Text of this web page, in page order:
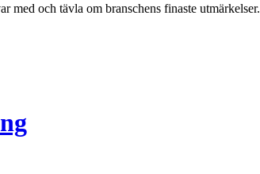
med och tävla om branschens finaste utmärkelser.